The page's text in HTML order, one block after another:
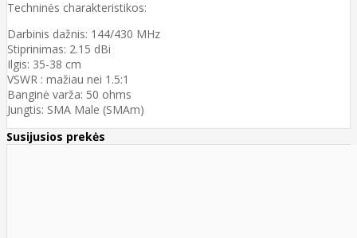
Techninės charakteristikos:
Darbinis dažnis: 144/430 MHz
Stiprinimas: 2.15 dBi
Ilgis: 35-38 cm
VSWR : mažiau nei 1.5:1
Banginė varža: 50 ohms
Jungtis: SMA Male (SMAm)
Susijusios prekės